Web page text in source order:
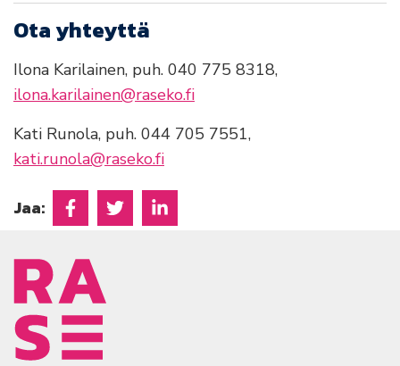
Ota yhteyttä
Ilona Karilainen, puh. 040 775 8318,
ilona.karilainen@raseko.fi
Kati Runola, puh. 044 705 7551,
kati.runola@raseko.fi
Jaa: Jaa Facebookissa
Jaa Twitterissä
Jaa Linkedinissä